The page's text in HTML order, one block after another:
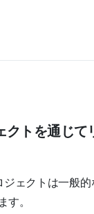
クトを通じ
ジェクトは一般
す。